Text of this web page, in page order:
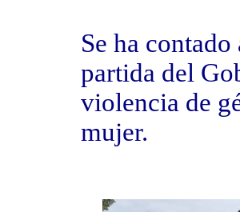
Se ha
partida del
violencia de
mujer.